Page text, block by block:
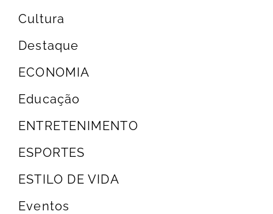
Cultura
Destaque
ECONOMIA
Educação
ENTRETENIMENTO
ESPORTES
ESTILO DE VIDA
Eventos